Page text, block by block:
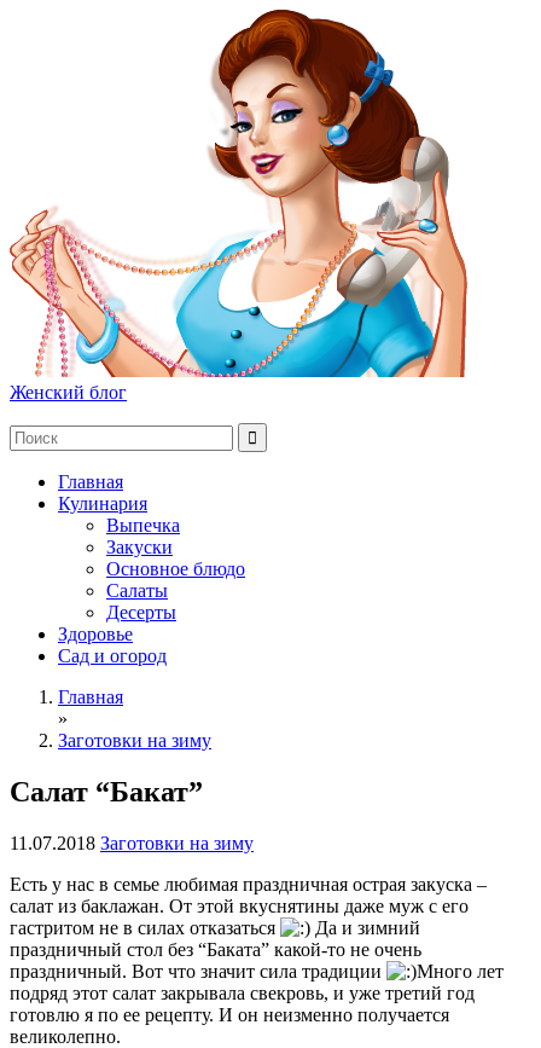
Женский блог
Главная
Кулинария
Выпечка
Закуски
Основное блюдо
Салаты
Десерты
Здоровье
Сад и огород
Главная
»
Заготовки на зиму
Салат “Бакат”
11.07.2018 Заготовки на зиму
Есть у нас в семье любимая праздничная острая закуска –
салат из баклажан. От этой вкуснятины даже муж с его
гастритом не в силах отказаться
Да и зимний
праздничный стол без “Баката” какой-то не очень
праздничный. Вот что значит сила традиции
Много лет
подряд этот салат закрывала свекровь, и уже третий год
готовлю я по ее рецепту. И он неизменно получается
великолепно.